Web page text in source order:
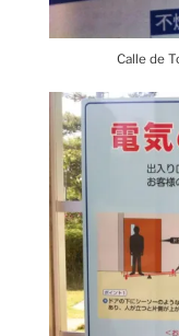
Calle de